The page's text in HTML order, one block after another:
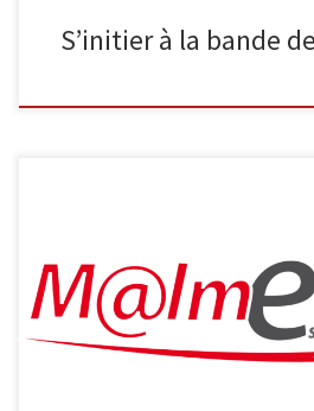
S’initier à la bande
Malmedy propose aux séniors les
d’Internet Découvrez Internet et ses
d’information, envoi de courrier
organisées les vendredis 22/04, 29/04,
11h30 Smartphone et tablette […]